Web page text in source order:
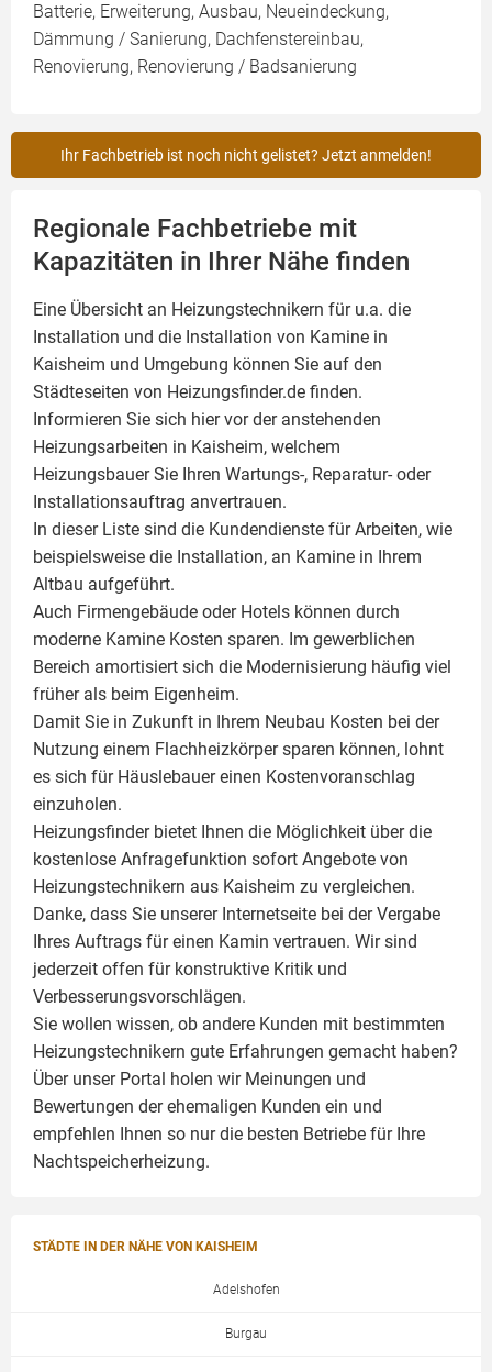
Batterie, Erweiterung, Ausbau, Neueindeckung,
Dämmung / Sanierung, Dachfenstereinbau,
Renovierung, Renovierung / Badsanierung
Ihr Fachbetrieb ist noch nicht gelistet? Jetzt anmelden!
Regionale Fachbetriebe mit
Kapazitäten in Ihrer Nähe finden
Eine Übersicht an Heizungstechnikern für u.a. die
Installation und die Installation von Kamine in
Kaisheim und Umgebung können Sie auf den
Städteseiten von Heizungsfinder.de finden.
Informieren Sie sich hier vor der anstehenden
Heizungsarbeiten in Kaisheim, welchem
Heizungsbauer Sie Ihren Wartungs-, Reparatur- oder
Installationsauftrag anvertrauen.
In dieser Liste sind die Kundendienste für Arbeiten, wie
beispielsweise die Installation, an Kamine in Ihrem
Altbau aufgeführt.
Auch Firmengebäude oder Hotels können durch
moderne Kamine Kosten sparen. Im gewerblichen
Bereich amortisiert sich die Modernisierung häufig viel
früher als beim Eigenheim.
Damit Sie in Zukunft in Ihrem Neubau Kosten bei der
Nutzung einem Flachheizkörpersparen können, lohnt
es sich für Häuslebauer einen Kostenvoranschlag
einzuholen.
Heizungsfinder bietet Ihnen die Möglichkeit über die
kostenlose Anfragefunktion sofort Angebote von
Heizungstechnikern aus Kaisheim zu vergleichen.
Danke, dass Sie unserer Internetseite bei der Vergabe
Ihres Auftrags für einen Kamin vertrauen. Wir sind
jederzeit offen für konstruktive Kritik und
Verbesserungsvorschlägen.
Sie wollen wissen, ob andere Kunden mit bestimmten
Heizungstechnikern gute Erfahrungen gemacht haben?
Über unser Portal holen wir Meinungen und
Bewertungen der ehemaligen Kunden ein und
empfehlen Ihnen so nur die besten Betriebe für Ihre
Nachtspeicherheizung.
STÄDTE IN DER NÄHE VON KAISHEIM
Adelshofen
Burgau